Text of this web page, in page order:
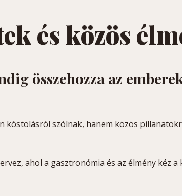
és közös
összehozza az
kóstolásról szólnak, hanem közös
ahol a gasztronómia és az élmény kéz a